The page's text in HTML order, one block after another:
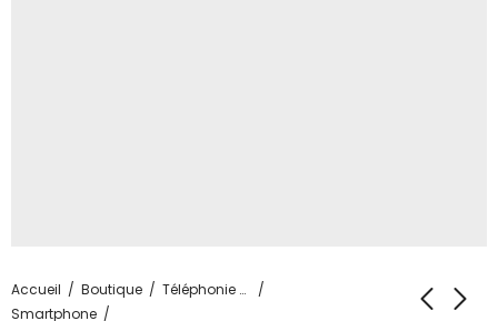
Accueil Boutique
Téléphonie & Tablette
Smartphone